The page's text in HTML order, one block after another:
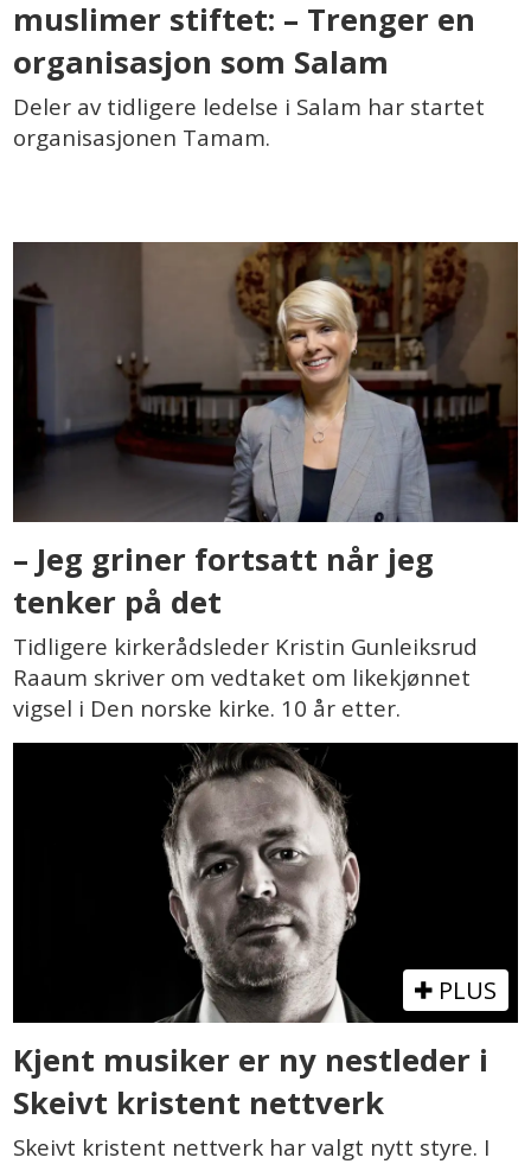
muslimer stiftet: – Trenger en
organisasjon som Salam
Deler av tidligere ledelse i Salam har startet
organisasjonen Tamam.
– Jeg griner fortsatt når jeg
tenker på det
Tidligere kirkerådsleder Kristin Gunleiksrud
Raaum skriver om vedtaket om likekjønnet
vigsel i Den norske kirke. 10 år etter.
PLUS
Kjent musiker er ny nestleder i
Skeivt kristent nettverk
Skeivt kristent nettverk har valgt nytt styre. I